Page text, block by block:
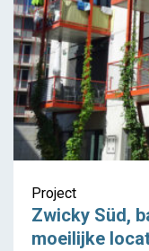
Project
Zwicky Süd,
moeilijke